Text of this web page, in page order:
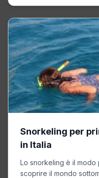
Snorkeling per
in Italia
Lo snorkeling è il
scoprire il mondo